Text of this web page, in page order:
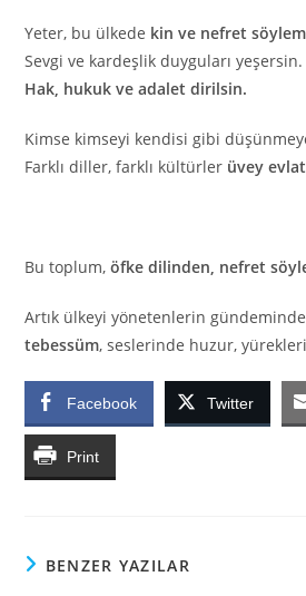
Yeter, bu ülkede kin ve nefret
Sevgi ve kardeşlik duyguları yeşersin.
Hak, hukuk ve adalet dirilsin.
Kimse kimseyi kendisi gibi
Farklı diller, farklı kültürler üvey evlat
Bu toplum,öfke dilinden, nefret
Artık ülkeyi yönetenlerin gündeminde
tebessüm, seslerinde huzur,
Facebook Twitter
Print
BENZER YAZILAR